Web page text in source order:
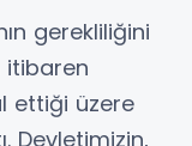
gerekliliğini
itibaren
ettiği üzere
Devletimizin,